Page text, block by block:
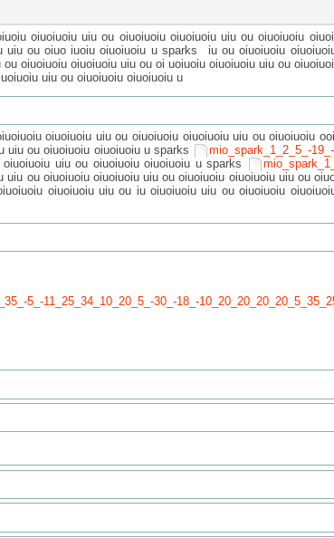
oiuoiuoiu uiu ou oiuoiuoiu oiuoiuoiu uiu ou oiuoiuoiu
uiu ou oiuo iuoiu oiuoiuoiu u sparks
iu ou oiuoiuoiu
oiuoiuoiu oiuoiuoiu uiu ou oi uoiuoiu oiuoiuoiu uiu ou
uiu ou oiuoiuoiu oiuoiuoiu u
oiuoiuoiu uiu ou oiuoiuoiu oiuoiuoiu uiu ou oiuoiuoiu
uiu ou oiuoiuoiu oiuoiuoiu u sparks
mio_spark_1_2_5_-
uiu ou oiuoiuoiu oiuoiuoiu u sparks
ou oiuoiuoiu oiuoiuoiu uiu ou oiuoiuoiu oiuoiuoiu uiu ou
oiuoiuoiu uiu ou iu oiuoiuoiu uiu ou oiuoiuoiu
5_-11_25_34_10_20_5_-30_-18_-